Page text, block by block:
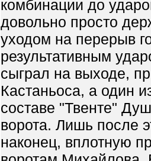
комбинации до
довольно просто
уходом на перерыв
результативным
сыграл на выходе,
Кастаньоса, а один
составе "Твенте"
ворота. Лишь после
наконец, вплотную